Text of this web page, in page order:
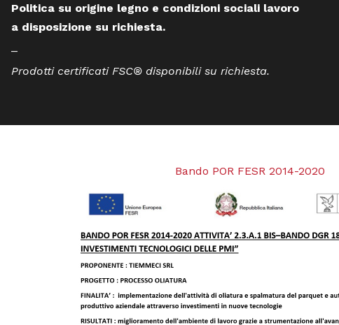
Politica su origine legno e condizioni sociali lavoro
a disposizione su richiesta.
Prodotti certificati FSC® disponibili su richiesta.
Bando POR FESR 2014-2020